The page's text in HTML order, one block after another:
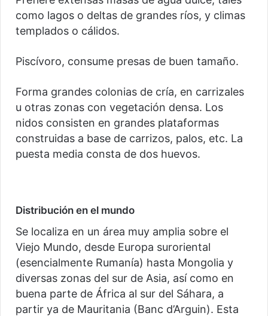
como lagos o deltas de grandes ríos, y climas
templados o cálidos.
Piscívoro, consume presas de buen tamaño.
Forma grandes colonias de cría, en carrizales
u otras zonas con vegetación densa. Los
nidos consisten en grandes plataformas
construidas a base de carrizos, palos, etc. La
puesta media consta de dos huevos.
Distribución en el mundo
Se localiza en un área muy amplia sobre el
Viejo Mundo, desde Europa suroriental
(esencialmente Rumanía) hasta Mongolia y
diversas zonas del sur de Asia, así como en
buena parte de África al sur del Sáhara, a
partir ya de Mauritania (Banc d’Arguin). Esta